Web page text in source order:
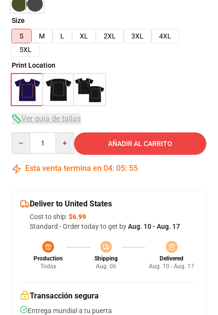
Size
S
M L XL 2XL 3XL
4XL
5XL
Print Location
Ver guía de tallas
AÑADIR AL CARRITO
Esta venta termina en 04: 05: 54
Deliver to United States
Cost to ship:$6.99
Standard - Order today to get byAug. 10 - Aug. 17
Production
Today
Shipping
Aug. 06
Delivered
Aug. 10 - Aug. 17
Transacción segura
Entrega mundial a tu puerta